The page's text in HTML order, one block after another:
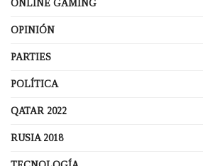
ONLINE GAMING
OPINIÓN
PARTIES
POLÍTICA
QATAR 2022
RUSIA 2018